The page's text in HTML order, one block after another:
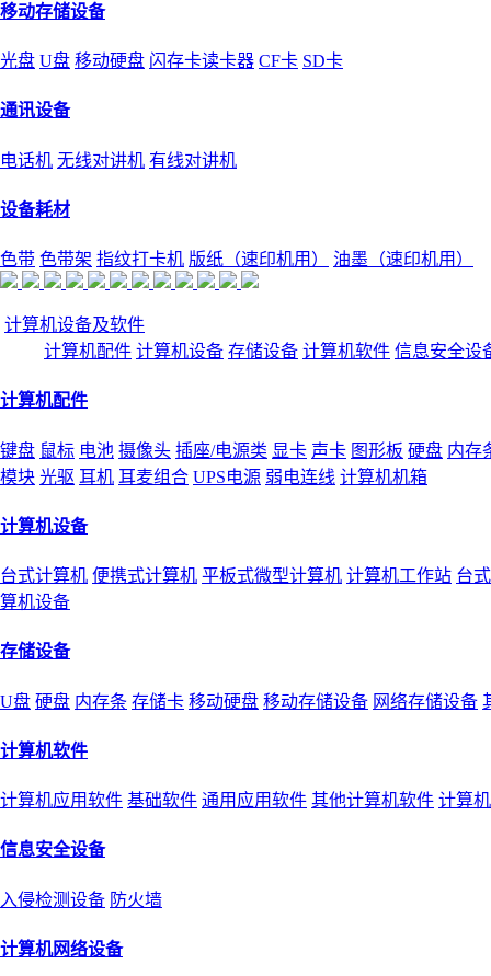
移动存储设备
光盘 U盘 移动硬盘 闪存卡读卡器 CF卡 SD卡
通讯设备
电话机 无线对讲机 有线对讲机
设备耗材
色带 色带架 指纹打卡机 版纸（速印机用） 油墨（速印机用）
计算机设备及软件
计算机配件 计算机设备 存储设备 计算机软件 信息安全设
计算机配件
键盘 鼠标 电池 摄像头 插座/电源类 显卡 声卡 图形板 硬盘 内存
模块 光驱 耳机 耳麦组合 UPS电源 弱电连线 计算机机箱
计算机设备
台式计算机 便携式计算机 平板式微型计算机 计算机工作站 台
算机设备
存储设备
U盘 硬盘 内存条 存储卡 移动硬盘 移动存储设备 网络存储设备
计算机软件
计算机应用软件 基础软件 通用应用软件 其他计算机软件 计算
信息安全设备
入侵检测设备 防火墙
计算机网络设备